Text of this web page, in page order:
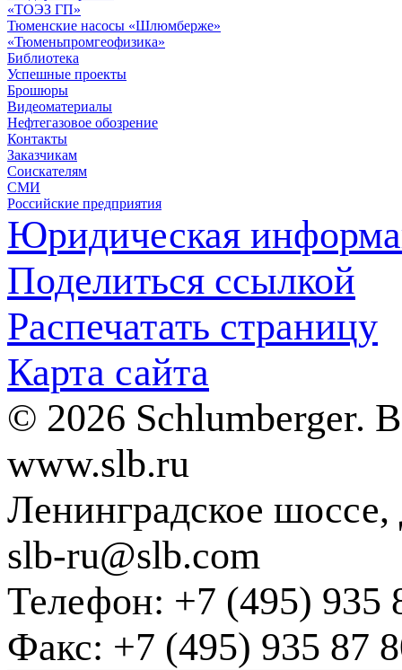
«ТОЭЗ ГП»
Тюменские насосы «Шлюмберже»
«Тюменьпромгеофизика»
Библиотека
Успешные проекты
Брошюры
Видеоматериалы
Нефтегазовое обозрение
Контакты
Заказчикам
Соискателям
СМИ
Российские предприятия
Юридическая
Поделиться ссылкой
Распечатать страницу
Карта сайта
© 2026 Schlumberger.
www.slb.ru
Ленинградское
slb-ru@slb.com
Телефон: +7 (495) 935
Факс: +7 (495) 935 87